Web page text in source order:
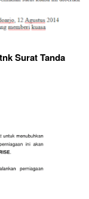
Surat Tanda